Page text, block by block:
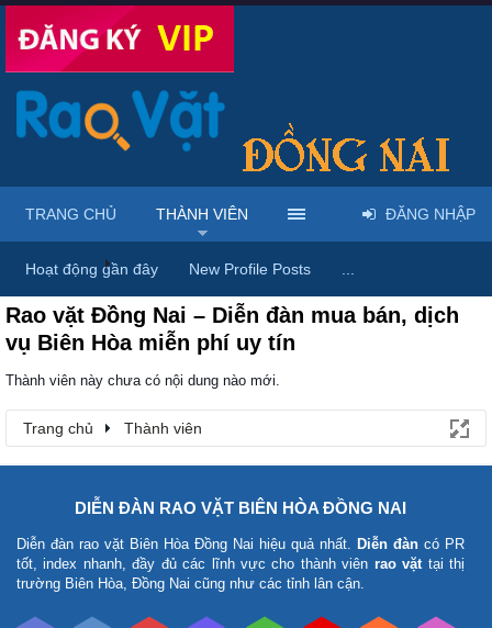
Trang chủ Thành viên
Rao vặt Đồng Nai – Diễn đàn mua bán, dịch
vụ Biên Hòa miễn phí uy tín
Thành viên này chưa có nội dung nào mới.
Trang chủ Thành viên
TRANG CHỦ THÀNH VIÊN
Hoạt động gần đây New Profile Posts
ĐĂNG NHẬP
DIỄN ĐÀN RAO VẶT BIÊN HÒA ĐỒNG NAI
Diễn đàn rao vặt Biên Hòa Đồng Nai hiệu quả nhất. Diễn đàn có PR
tốt, index nhanh, đầy đủ các lĩnh vực cho thành viên rao vặttại thị
trường Biên Hòa, Đồng Nai cũng như các tỉnh lân cận.